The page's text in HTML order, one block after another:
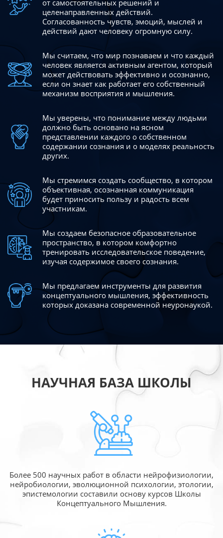
от самостоятельных решений и
целенаправленных действий.
Согласованность чувств, эмоций, мыслей и
действий дают человеку огромную силу.
Мы считаем, что мир познаваем и что каждый
человек является активным агентом, который
может действовать эффективно и осознанно,
если он знает как работает его собственный
механизм восприятия и мышления.
Мы уверены, что понимание между людьми
должно быть основано на ясном
представлении каждого о собственном
содержании сознания и о моделях реальность
других.
Мы стремимся создать сообщество, в котором
объективная, осознанная коммуникация
будет приносить пользу и радость всем
участникам.
Мы создаем безопасное образовательное
пространство, в котором комфортно
тренировать исследовательское поведение,
изучая содержимое своего сознания.
Мы предлагаем инструменты для развития
концептуального мышления, эффективность
которых доказана современной неуронаукой.
НАУЧНАЯ БАЗА ШКОЛЫ
Более 500 научных работ в области нейрофизиологии,
нейробиологии, эволюционной психологии, этологии,
эпистемологии составили основу курсов Школы
Концептуального Мышления.